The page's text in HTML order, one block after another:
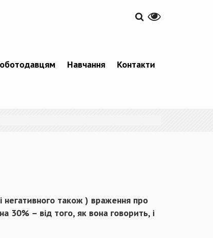
Навчання Контакти
негативного також ) враження про
30% – від того, як вона говорить, і